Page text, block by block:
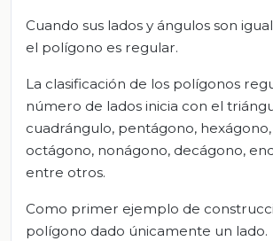
Cuando sus lados y ángulos son
el polígono es regular.
La clasificación de los polígonos
número de lados inicia con el
cuadrángulo, pentágono,
octágono, nonágono, decágono,
entre otros.
Como primer ejemplo de
polígono dado únicamente un lado.